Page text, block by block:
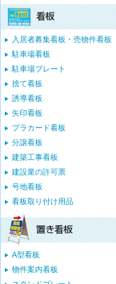
入居者募集看板・売物件看板
駐車場看板
駐車場プレート
捨て看板
誘導看板
矢印看板
プラカード看板
分譲看板
建築工事看板
建設業の許可票
号地看板
看板取り付け用品
A型看板
物件案内看板